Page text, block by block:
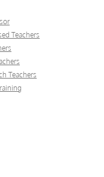
Teachers
Teachers